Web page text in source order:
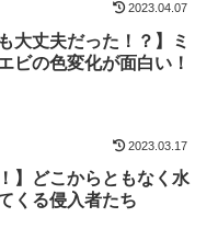
2023.04.07
大丈夫だった！？】ミ
ビの色変化が面白い！
2023.03.17
】どこからともなく水
くる侵入者たち